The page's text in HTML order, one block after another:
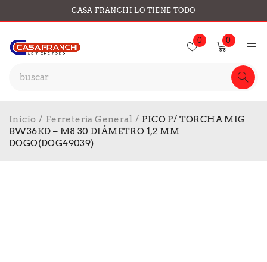
CASA FRANCHI LO TIENE TODO
0 0
Inicio / Ferretería General / PICO P/ TORCHA MIG
BW36KD – M8 30 DIÁMETRO 1,2 MM
DOGO(DOG49039)